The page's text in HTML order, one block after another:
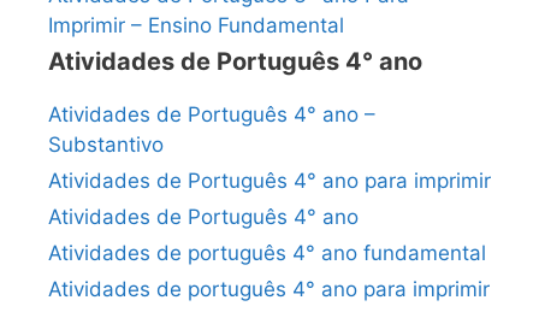
Imprimir – Ensino Fundamental
Atividades de Português 4° ano
Atividades de Português 4° ano –
Substantivo
Atividades de Português 4° ano para imprimir
Atividades de Português 4° ano
Atividades de português 4° ano fundamental
Atividades de português 4° ano para imprimir